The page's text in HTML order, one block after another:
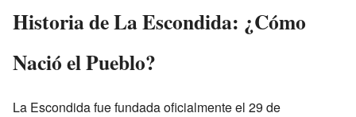
Historia de La Escondida: ¿Cómo
Nació el Pueblo?
La Escondida fue fundada oficialmente el 29 de